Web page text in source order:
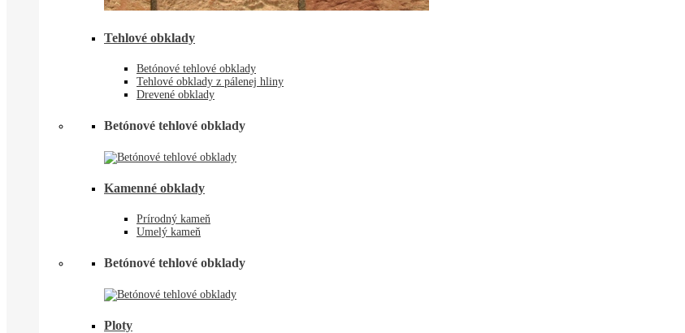
Tehlové obklady
Betónové tehlové obklady
Tehlové obklady z pálenej hliny
Drevené obklady
Betónové tehlové obklady
Kamenné obklady
Prírodný kameň
Umelý kameň
Betónové tehlové obklady
Ploty